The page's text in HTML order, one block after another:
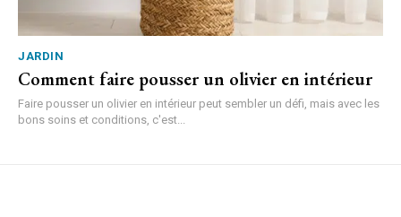
JARDIN
Comment faire pousser un olivier en intérieur
Faire pousser un olivier en intérieur peut sembler un défi, mais avec les
bons soins et conditions, c'est...